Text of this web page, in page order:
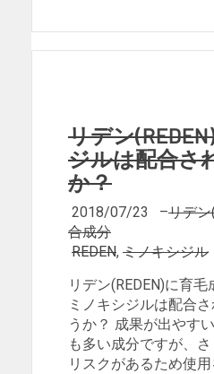
リデン
ジルは配合さ
か？
2018/07/23 –リデン
合成分
REDEN, ミノキシジル
リデン(REDEN)に育
ミノキシジルは配合
うか？ 成果が出やす
も多い成分ですが、
リスクがあるため使